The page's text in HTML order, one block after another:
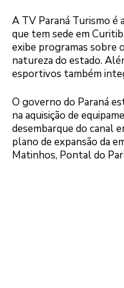
A TV Paraná Turismo é
que tem sede em
exibe programas sobre
natureza do estado.
esportivos também
O governo do Paraná
na aquisição de
desembarque do canal
plano de expansão da
Matinhos, Pontal do